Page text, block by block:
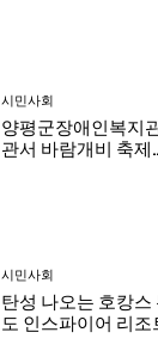
시민사회
양평군장애인복지
관서 바람개비 축
시민사회
탄성 나오는 호캉스
도 인스파이어 리조